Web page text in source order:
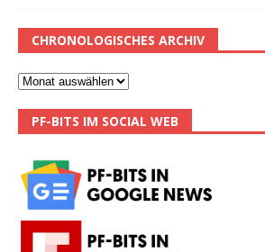
CHRONOLOGISCHES ARCHIV
PF-BITS IM SOCIAL WEB